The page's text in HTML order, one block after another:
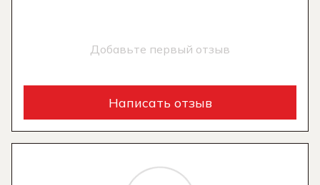
Добавьте первый отзыв
Написать отзыв